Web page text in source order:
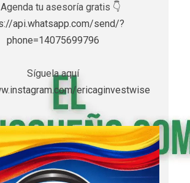
tu asesoría gratis 👇
api.whatsapp.com/send/?
phone=14075699796
Síguela aquí
ericaginvestwise